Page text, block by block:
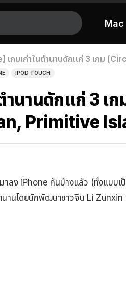
Mac
เกมเก่าในตำนานดักแก่ 3 เกม
IPOD TOUCH
ำนานดักแก่ 3 เ
Primitive
ลง iPhone กันบ้างแล้ว (ทั้งแบบเป็
นานโดยนักพัฒนาชาวจีน Li